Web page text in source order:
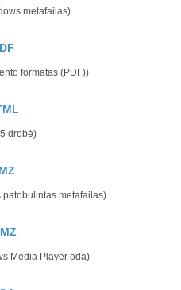
metafailas)
formatas (PDF))
drobė)
patobulintas metafailas)
Media Player oda)